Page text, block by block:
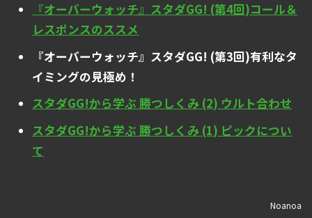
『オーバーウォッチ』スタダGG! (第4回)コール＆
レスポンスのススメ
『オーバーウォッチ』スタダGG! (第3回)有利なタ
イミングの見極め！
スタダGG!から学ぶ 勝つしくみ (2) ウルト合わせ
スタダGG!から学ぶ 勝つしくみ (1) ピックについ
て
Noanoa